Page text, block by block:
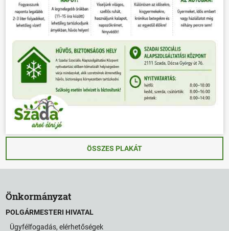
ÖSSZES PLAKÁT
Önkormányzat
POLGÁRMESTERI HIVATAL
Ügyfélfogadás, elérhetőségek